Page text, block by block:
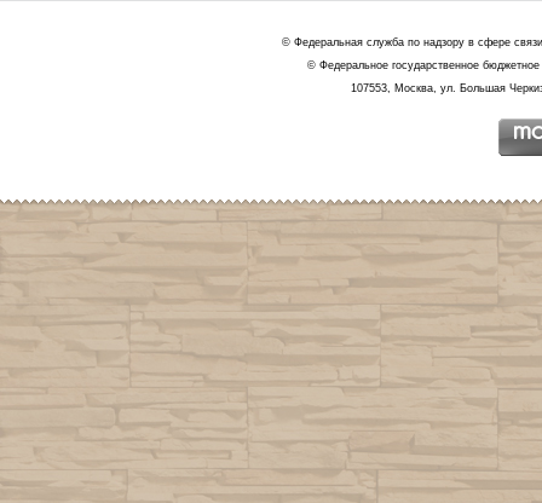
© Федеральная служба по надзору в сфере
© Федеральное государственное
107553, Москва, ул. Большая